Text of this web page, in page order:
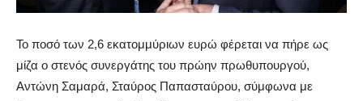
Το ποσό των 2,6 εκατομμύριων ευρώ φέρεται να πήρε ως
μίζα ο στενός συνεργάτης του πρώην πρωθυπουργού,
Αντώνη Σαμαρά, Σταύρος Παπασταύρου, σύμφωνα με